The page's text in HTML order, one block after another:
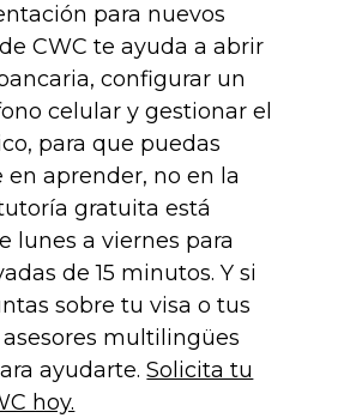
para nuevos
CWC te ayuda a abrir
configurar un
celular y gestionar el
para que puedas
aprender, no en la
gratuita está
lunes a viernes para
de 15 minutos. Y si
sobre tu visa o tus
multilingües
ayudarte.Solicita tu
hoy.